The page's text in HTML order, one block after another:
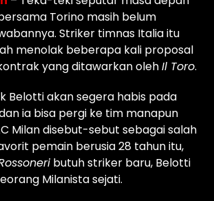
Torino masih belum
Striker timnas Italia itu
menolak beberapa kali proposal
yang ditawarkan olehIl Toro.
Belotti akan segera habis pada
ia bisa pergi ke tim manapun
Milan disebut-sebut sebagai salah
pemain berusia 28 tahun itu,
butuh striker baru, Belotti
Milanista sejati.